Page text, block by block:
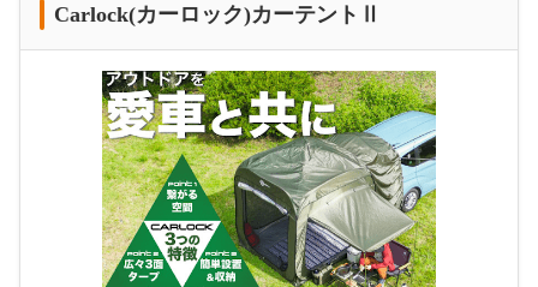
Carlock(カーロック)カーテントⅡ